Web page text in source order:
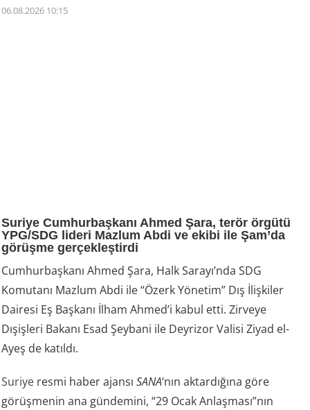
06.08.2026 10:15
Suriye Cumhurbaşkanı Ahmed Şara, terör örgütü
YPG/SDG lideri Mazlum Abdi ve ekibi ile Şam’da
görüşme gerçekleştirdi
Cumhurbaşkanı Ahmed Şara, Halk Sarayı’nda SDG
Komutanı Mazlum Abdi ile “Özerk Yönetim” Dış İlişkiler
Dairesi Eş Başkanı İlham Ahmed’i kabul etti. Zirveye
Dışişleri Bakanı Esad Şeybani ile Deyrizor Valisi Ziyad el-
Ayeş de katıldı.
Suriye resmi haber ajansıSANA‘nın aktardığına göre
görüşmenin ana gündemini, “29 Ocak Anlaşması”nın